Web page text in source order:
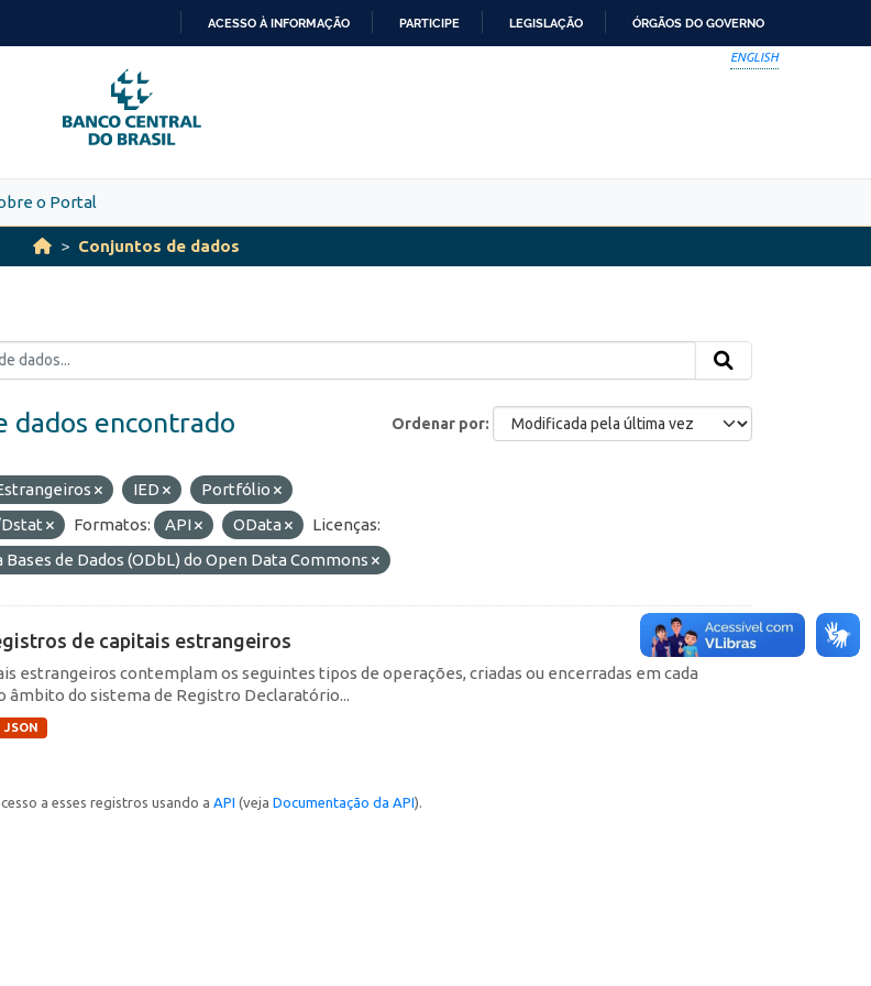
PARA
O
CONTEÚDO
ACESSO À INFORMAÇÃO PARTICIPE LEGISLAÇÃO ÓRGÃOS DO GOVERNO
ENGLISH
o Portal
Conjuntos de dados
Ordenar por
dados encontrado
IED
Portfólio
Formatos: API OData
Licenças:
de Dados (ODbL) do Open Data Commons
de capitais estrangeiros
estrangeiros contemplam os seguintes tipos de operações, criadas ou encerradas em cada
âmbito do sistema de Registro Declaratório...
JSON
a esses registros usando a API (veja Documentação da API).